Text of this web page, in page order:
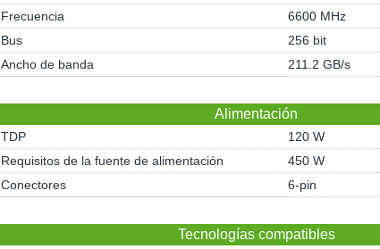
Frecuencia
6600 MHz
Bus
256 bit
Ancho de banda
211.2 GB/s
Alimentación
TDP
120 W
Requisitos de la fuente de alimentación
450 W
Conectores
6-pin
Tecnologías compatibles